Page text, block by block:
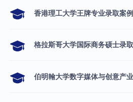
香港理工大学王牌专业录取案例
格拉斯哥大学国际商务硕士录
伯明翰大学数字媒体与创意产